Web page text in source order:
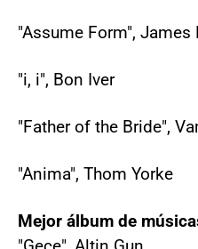
"Assume Form", James
"i, i", Bon Iver
"Father of the Bride",
"Anima", Thom Yorke
Mejor álbum de